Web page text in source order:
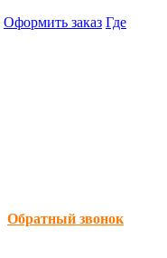
Оформить заказ Где
Обратный звонок